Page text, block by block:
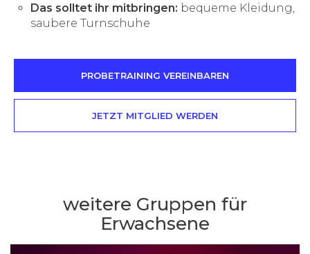
Das solltet ihr mitbringen: bequeme Kleidung,
saubere Turnschuhe
PROBETRAINING VEREINBAREN
JETZT MITGLIED WERDEN
weitere Gruppen für
Erwachsene